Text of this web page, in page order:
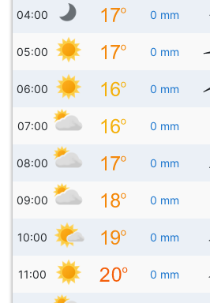
04:00 0 mm
05:00 0 mm
06:00 0 mm
07:00 0 mm
08:00 0 mm
09:00 0 mm
10:00 0 mm
11:00 0 mm